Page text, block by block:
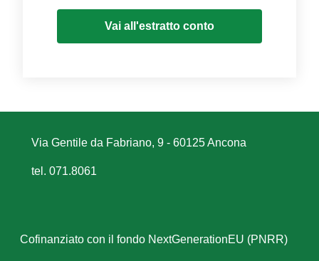
Vai all'estratto conto
Via Gentile da Fabriano, 9 - 60125 Ancona
tel. 071.8061
Cofinanziato con il fondo NextGenerationEU (PNRR)